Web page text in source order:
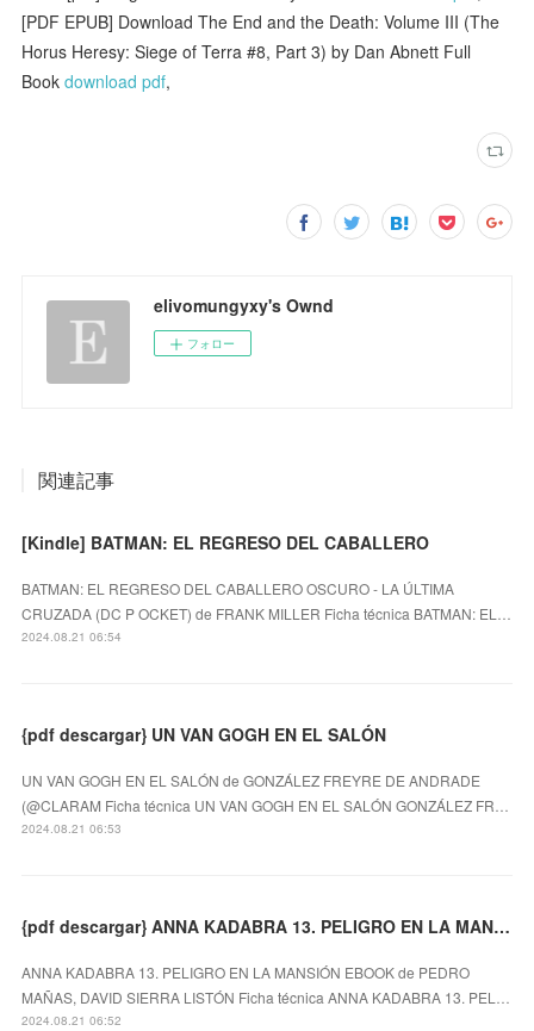
[PDF EPUB] Download The End and the Death: Volume III (The
Horus Heresy: Siege of Terra #8, Part 3) by Dan Abnett Full
Bookdownload pdf,
elivomungyxy's Ownd
フォロー
関連記事
[Kindle] BATMAN: EL REGRESO DEL CABALLERO
BATMAN: EL REGRESO DEL CABALLERO OSCURO - LA ÚLTIMA
CRUZADA (DC P OCKET) de FRANK MILLER Ficha técnica BATMAN: EL…
2024.08.21 06:54
{pdf descargar} UN VAN GOGH EN EL SALÓN
UN VAN GOGH EN EL SALÓN de GONZÁLEZ FREYRE DE ANDRADE
(@CLARAM Ficha técnica UN VAN GOGH EN EL SALÓN GONZÁLEZ FR…
2024.08.21 06:53
{pdf descargar} ANNA KADABRA 13. PELIGRO EN LA MANSIÓN EBOOK
ANNA KADABRA 13. PELIGRO EN LA MANSIÓN EBOOK de PEDRO
MAÑAS, DAVID SIERRA LISTÓN Ficha técnica ANNA KADABRA 13. PEL…
2024.08.21 06:52